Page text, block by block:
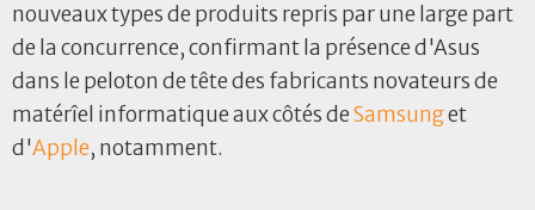
nouveaux types de produits repris par une large part
de la concurrence, confirmant la présence d'Asus
dans le peloton de tête des fabricants novateurs de
matérîel informatique aux côtés deSamsunget
d'Apple, notamment.